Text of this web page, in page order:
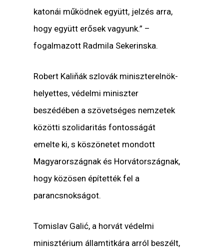
katonái működnek együtt, jelzés arra,
hogy együtt erősek vagyunk.” –
fogalmazott Radmila Sekerinska.
Robert Kaliňákszlovák miniszterelnök-
helyettes, védelmi miniszter
beszédében a szövetséges nemzetek
közötti szolidaritás fontosságát
emelte ki, s köszönetet mondott
Magyarországnak és Horvátországnak,
hogy közösen építették fel a
parancsnokságot.
Tomislav Galić, a horvát védelmi
minisztérium államtitkára arról beszélt,